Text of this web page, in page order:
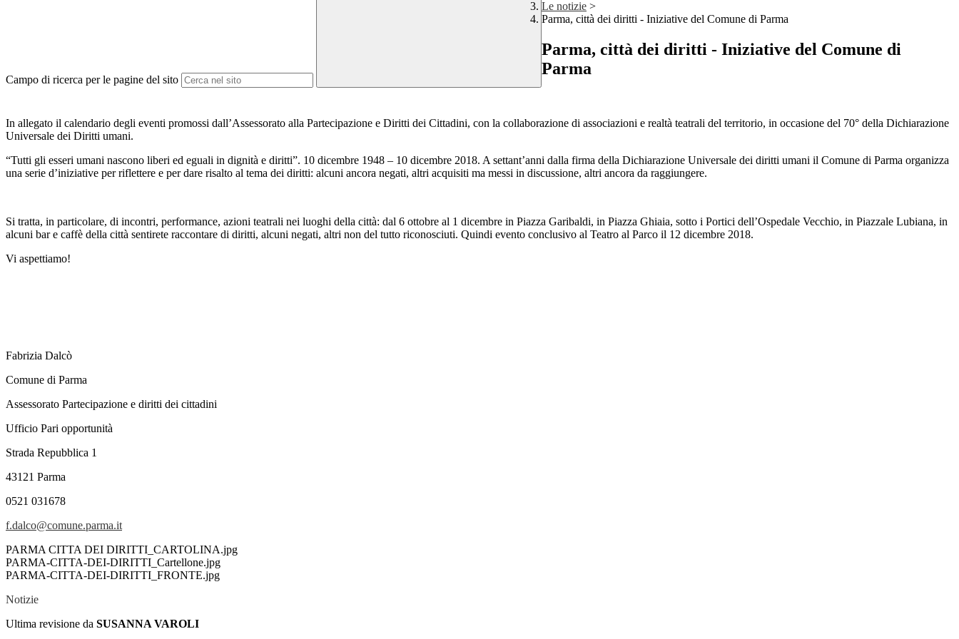
Campo di ricerca per le pagine del sito
Le notizie >
Parma, città dei diritti - Iniziative del Comune di Parma
Parma, città dei diritti - Iniziative del Comune di
Parma
In allegato il calendario degli eventi promossi dall’Assessorato alla Partecipazione e Diritti dei Cittadini, con la collaborazione di associazioni e realtà teatrali del territorio, in occasione del 70° della Dichiarazione
Universale dei Diritti umani.
“Tutti gli esseri umani nascono liberi ed eguali in dignità e diritti”. 10 dicembre 1948 – 10 dicembre 2018. A settant’anni dalla firma della Dichiarazione Universale dei diritti umani il Comune di Parma organizza
una serie d’iniziative per riflettere e per dare risalto al tema dei diritti: alcuni ancora negati, altri acquisiti ma messi in discussione, altri ancora da raggiungere.
Si tratta, in particolare, di incontri, performance, azioni teatrali nei luoghi della città: dal 6 ottobre al 1 dicembre in Piazza Garibaldi, in Piazza Ghiaia, sotto i Portici dell’Ospedale Vecchio, in Piazzale Lubiana, in
alcuni bar e caffè della città sentirete raccontare di diritti, alcuni negati, altri non del tutto riconosciuti. Quindi evento conclusivo al Teatro al Parco il 12 dicembre 2018.
Vi aspettiamo!
Fabrizia Dalcò
Comune di Parma
Assessorato Partecipazione e diritti dei cittadini
Ufficio Pari opportunità
Strada Repubblica 1
43121 Parma
0521 031678
f.dalco@comune.parma.it
PARMA CITTA DEI DIRITTI_CARTOLINA.jpg
PARMA-CITTA-DEI-DIRITTI_Cartellone.jpg
PARMA-CITTA-DEI-DIRITTI_FRONTE.jpg
Notizie
Ultima revisione da SUSANNA VAROLI